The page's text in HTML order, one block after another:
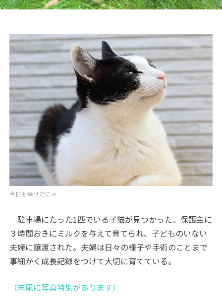
今日も幸せだにゃ
駐車場にたった1匹でいる子猫が見つかった。保護主に
３時間おきにミルクを与えて育てられ、子どものいない
夫婦に譲渡された。夫婦は日々の様子や手術のことまで
事細かく成長記録をつけて大切に育てている。
（末尾に写真特集があります）